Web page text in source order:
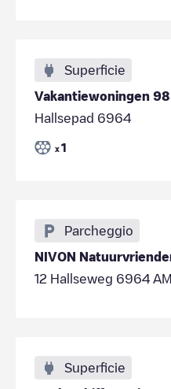
Superficie
Hallsepad 6964
x 1
Parcheggio
12 Hallseweg 6964 AM
Superficie